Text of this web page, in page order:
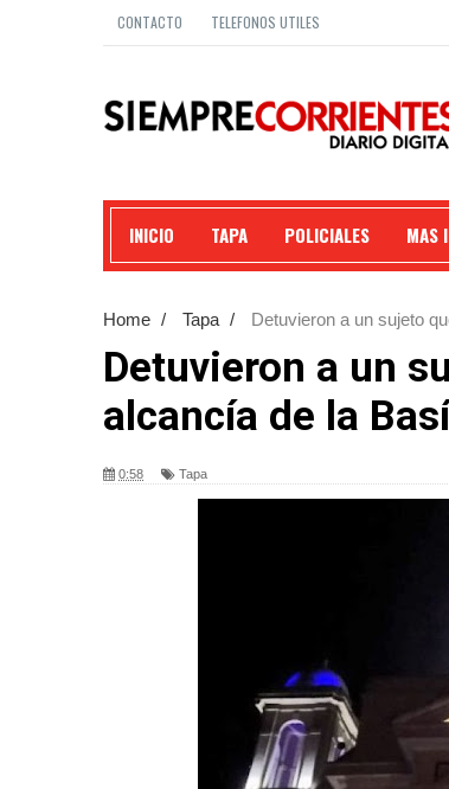
CONTACTO TELEFONOS UTILES
INICIO TAPA POLICIALES MAS
Home / Tapa / Detuvieron a un sujeto
Detuvieron a un
alcancía de la
0:58 Tapa